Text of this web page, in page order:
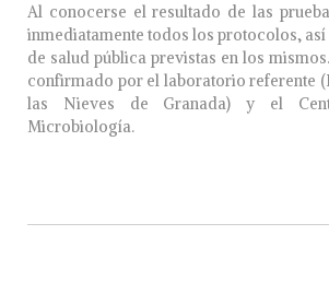
Al conocerse el resultado de las
inmediatamente todos los protocolos,
de salud pública previstas en los
confirmado por el laboratorio referente
las Nieves de Granada) y el
Microbiología.